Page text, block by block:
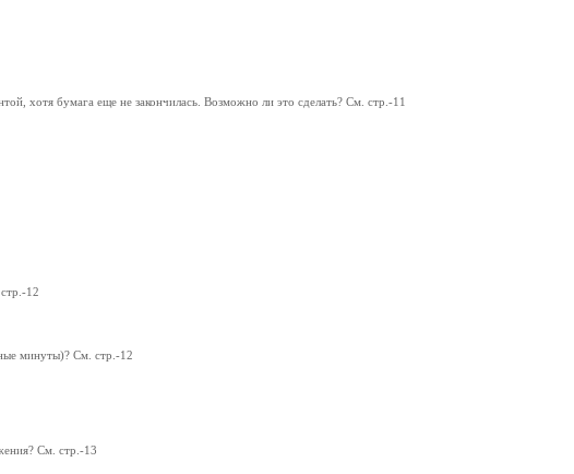
хотя бумага еще не закончилась. Возможно ли это сделать? См. стр.-11
12
минуты)? См. стр.-12
См. стр.-13